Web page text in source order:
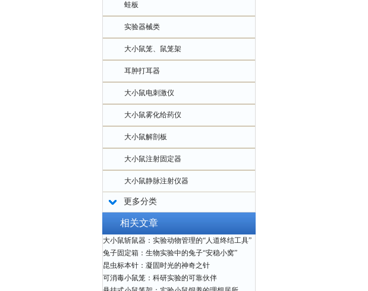
蛙板
实验器械类
大小鼠笼、鼠笼架
耳肿打耳器
大小鼠电刺激仪
大小鼠雾化给药仪
大小鼠解剖板
大小鼠注射固定器
大小鼠静脉注射仪器
更多分类
相关文章
大小鼠斩鼠器：实验动物管理的“人道终结工具”
兔子固定箱：生物实验中的兔子“安稳小窝”
昆虫标本针：凝固时光的神奇之针
可消毒小鼠笼：科研实验的可靠伙伴